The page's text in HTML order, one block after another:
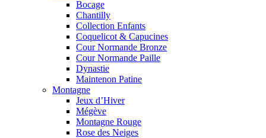
Bocage
Chantilly
Collection Enfants
Coquelicot & Capucines
Cour Normande Bronze
Cour Normande Paille
Dynastie
Maintenon Patine
Montagne
Jeux d’Hiver
Mégève
Montagne Rouge
Rose des Neiges